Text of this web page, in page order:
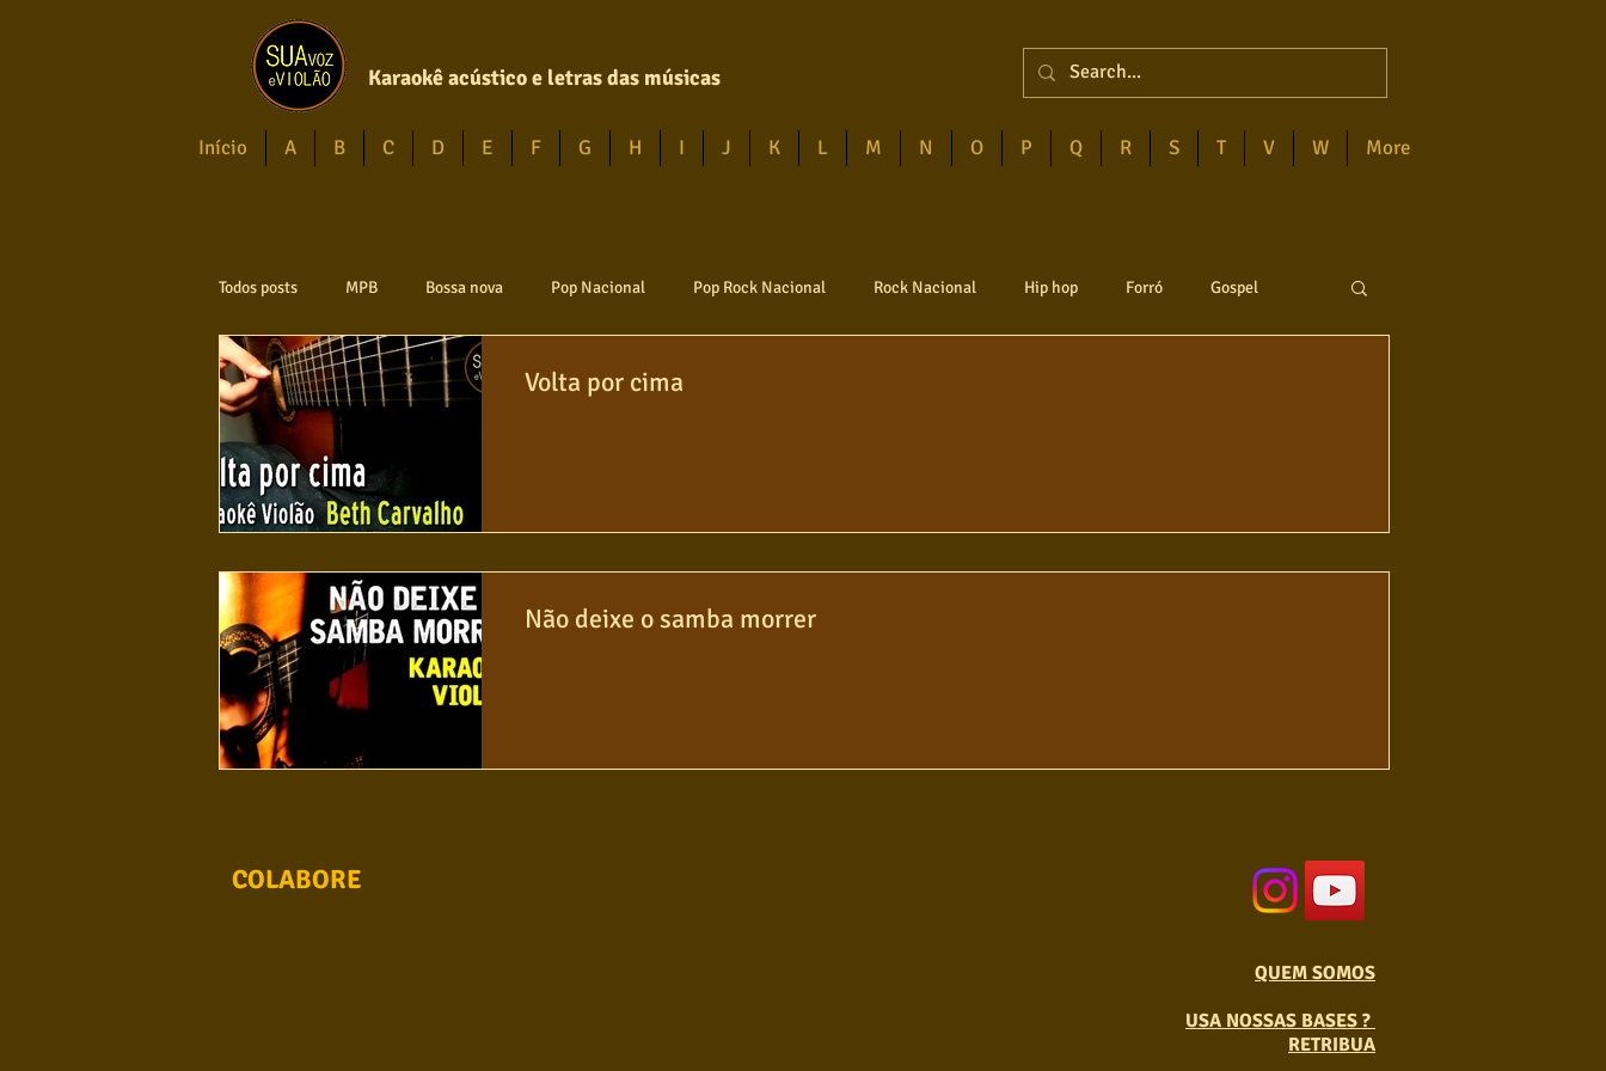
Karaokê acústico e letras das músicas
Início A B C D E F G H I J K L M N O P Q R S T V W More
Todos posts MPB Bossa nova Pop Nacional Pop Rock Nacional Rock Nacional Hip hop Forró Gospel
Axé Reggae Jazz Jovem guarda Poesia
Violão instumental
Conhecimento musical Violão Solo Poesia Pop Internacional
Volta por cima
Não deixe o samba morrer
COLABORE
QUEM SOMOS
USA NOSSAS BASES ?
RETRIBUA